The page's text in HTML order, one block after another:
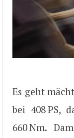
Es geht
bei 408 PS,
660 Nm.